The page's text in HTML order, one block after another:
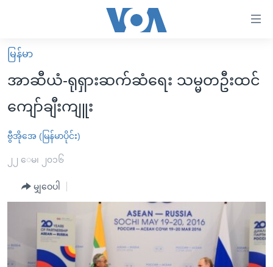
လွယ်ကူ
စေ
များ
ပင်မ
ရန်
ပင်မ
မူလစာမျက်နှာ
မြန်မာ
ကမ္ဘာ့သတင်းများ
နိုင်ငံတကာ
အမေရိကန်
အစ္စရေး-ပါလက်စတိုင်း
ဗွီဒီယို
သတင်းလွတ်လပ်ခွင့်
အင်္ဂလိပ်စာလေ့လာမယ်
အမေရိကန်သုံးအီဒီယံ
မကြေးမုံရဲ့ အင်္ဂလိပ်စာ
ရုပ်ရှင်ထဲက အင်္ဂလိပ်စာ
အပတ်စဉ်ကဏ္ဍများ
ရေဒီယို
တီဗွီ
ရေဒီယိုနှင့်ရုပ်သံ အချက်အလက်များ
ရေဒီယို/တီဗွီအစီအစဉ်
မြန်မာ
အာဆီယံ-ရုရှားဆက်ဆံရေး သမ္မတဦးထင်
ကျော်ချီးကျူး
ဗွီအိုအေ (မြန်မာပိုင်း)
၂၂ ေမ၊ ၂၀၁၆
မျှဝေပါ